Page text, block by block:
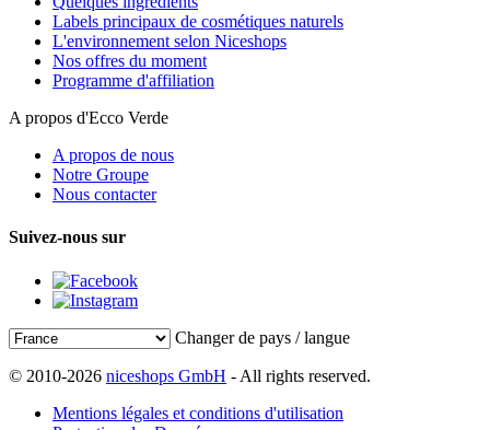
Labels principaux de cosmétiques naturels
L'environnement selon Niceshops
Nos offres du moment
Programme d'affiliation
A propos d'Ecco Verde
A propos de nous
Notre Groupe
Nous contacter
Suivez-nous sur
Changer de pays / langue
© 2010-2026 niceshops GmbH - All rights reserved.
Mentions légales et conditions d'utilisation